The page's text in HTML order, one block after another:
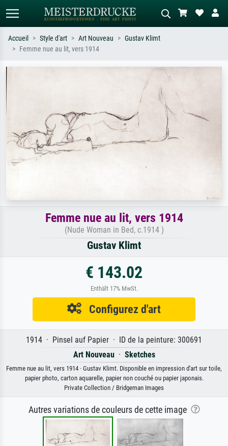
Décrivez la scène – ex. prairie verte,
abstrait avec beaucoup de rouge,
tableau sombre, nu debout près d'un
arbre.
Accueil Style d'art Art Nouveau
Gustav Klimt
Femme nue au lit, vers 1914
Femme nue au lit, vers 1914
(Nude Woman in Bed, c.1914 )
Gustav Klimt
€ 143.02
Enthält 17% MwSt.
Configurez d'art
1914 · Pinsel auf Papier · ID de la peinture: 300691
Art Nouveau· Sketches
Femme nue au lit, vers 1914 · Gustav Klimt. Disponible en impression d'art sur toile,
papier photo, carton aquarelle, papier non couché ou papier japonais.
Private Collection / Bridgeman Images
Autres variations de couleurs de cette image